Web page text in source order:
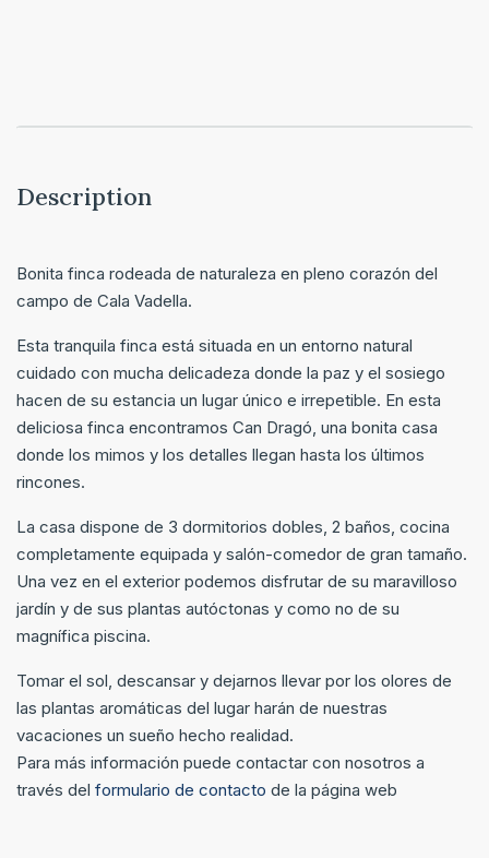
Description
Bonita finca rodeada de naturaleza en pleno corazón del
campo de Cala Vadella.
Esta tranquila finca está situada en un entorno natural
cuidado con mucha delicadeza donde la paz y el sosiego
hacen de su estancia un lugar único e irrepetible. En esta
deliciosa finca encontramos Can Dragó, una bonita casa
donde los mimos y los detalles llegan hasta los últimos
rincones.
La casa dispone de 3 dormitorios dobles, 2 baños, cocina
completamente equipada y salón-comedor de gran tamaño.
Una vez en el exterior podemos disfrutar de su maravilloso
jardín y de sus plantas autóctonas y como no de su
magnífica piscina.
Tomar el sol, descansar y dejarnos llevar por los olores de
las plantas aromáticas del lugar harán de nuestras
vacaciones un sueño hecho realidad.
Para más información puede contactar con nosotros a
través del formulario de contacto de la página web